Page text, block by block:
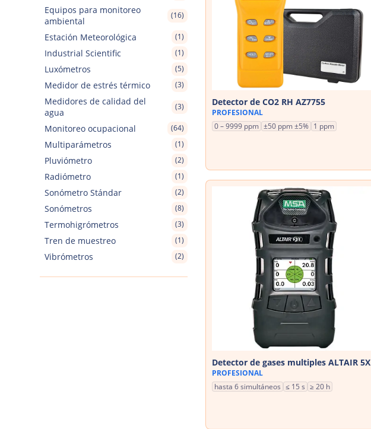
Equipos para monitoreo
ambiental
(16)
Estación Meteorológica (1)
Industrial Scientific (1)
Luxómetros (5)
Medidor de estrés térmico (3)
Medidores de calidad del
agua
(3)
Monitoreo ocupacional (64)
Multiparámetros (1)
Pluviómetro (2)
Radiómetro (1)
Sonómetro Stándar (2)
Sonómetros (8)
Termohigrómetros (3)
Tren de muestreo (1)
Vibrómetros (2)
Detector de CO2 RH AZ7755
PROFESIONAL
0 – 9999 ppm ±50 ppm ±5% 1 ppm
Detector de gases multiples ALTAIR 5X
PROFESIONAL
hasta 6 simultáneos ≤ 15 s ≥ 20 h